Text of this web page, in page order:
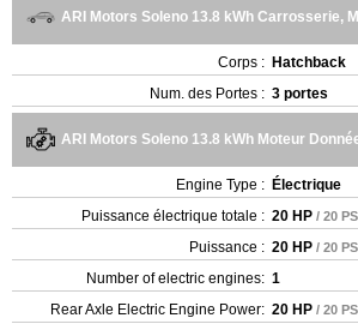
ARI Motors Soleno 13.8 kWh Carrosserie,
Corps : Hatchback
Num. des Portes : 3 portes
ARI Motors Soleno 13.8 kWh Moteur
Engine Type : Électrique
Puissance électrique totale : 20 HP / 20
Puissance : 20 HP / 20
Number of electric engines: 1
Rear Axle Electric Engine Power: 20 HP / 20